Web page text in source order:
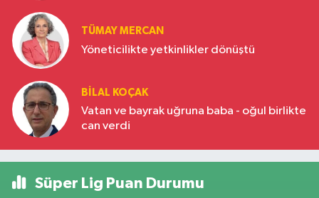
TÜMAY MERCAN
Yöneticilikte yetkinlikler dönüştü
BILAL KOÇAK
Vatan ve bayrak uğruna baba - oğul birlikte
can verdi
Süper Lig Puan Durumu